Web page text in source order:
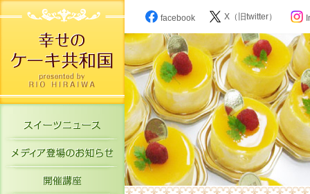
スイーツニュース
メディア登場のお知らせ
開催講座
facebook X（旧twitter）